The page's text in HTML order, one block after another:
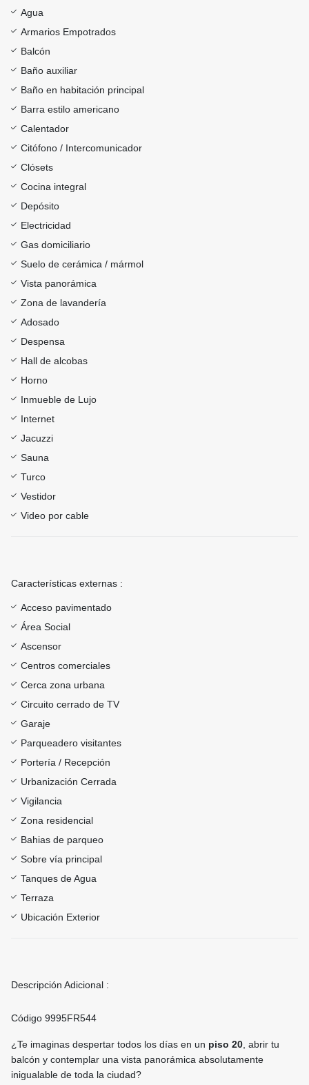
Agua
Armarios Empotrados
Balcón
Baño auxiliar
Baño en habitación principal
Barra estilo americano
Calentador
Citófono / Intercomunicador
Clósets
Cocina integral
Depósito
Electricidad
Gas domiciliario
Suelo de cerámica / mármol
Vista panorámica
Zona de lavandería
Adosado
Despensa
Hall de alcobas
Horno
Inmueble de Lujo
Internet
Jacuzzi
Sauna
Turco
Vestidor
Video por cable
Características externas :
Acceso pavimentado
Área Social
Ascensor
Centros comerciales
Cerca zona urbana
Circuito cerrado de TV
Garaje
Parqueadero visitantes
Portería / Recepción
Urbanización Cerrada
Vigilancia
Zona residencial
Bahias de parqueo
Sobre vía principal
Tanques de Agua
Terraza
Ubicación Exterior
Descripción Adicional :
Código 9995FR544
¿Te imaginas despertar todos los días en un piso 20 , abrir tu
balcón y contemplar una vista panorámica absolutamente
inigualable de toda la ciudad?